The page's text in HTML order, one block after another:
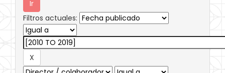
Filtros actuales: